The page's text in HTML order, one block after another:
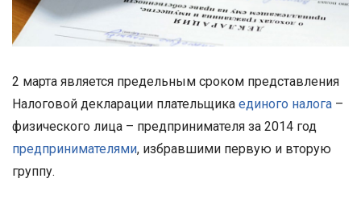
2 марта является предельным сроком представления
Налоговой декларации плательщика единого налога –
физического лица – предпринимателя за 2014 год
предпринимателями, избравшими первую и вторую
группу.